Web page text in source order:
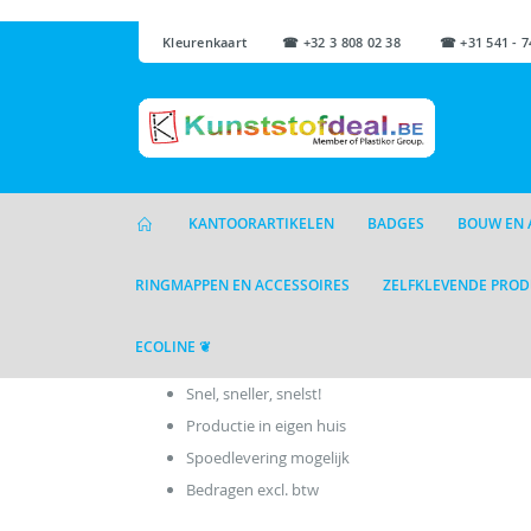
Kleurenkaart ☎ +32 3 808 02 38 ☎ +31 541 -
KANTOORARTIKELEN BADGES BOUW EN
RINGMAPPEN EN ACCESSOIRES ZELFKLEVENDE
ECOLINE ❦
Snel, sneller, snelst!
Productie in eigen huis
Spoedlevering mogelijk
Bedragen excl. btw